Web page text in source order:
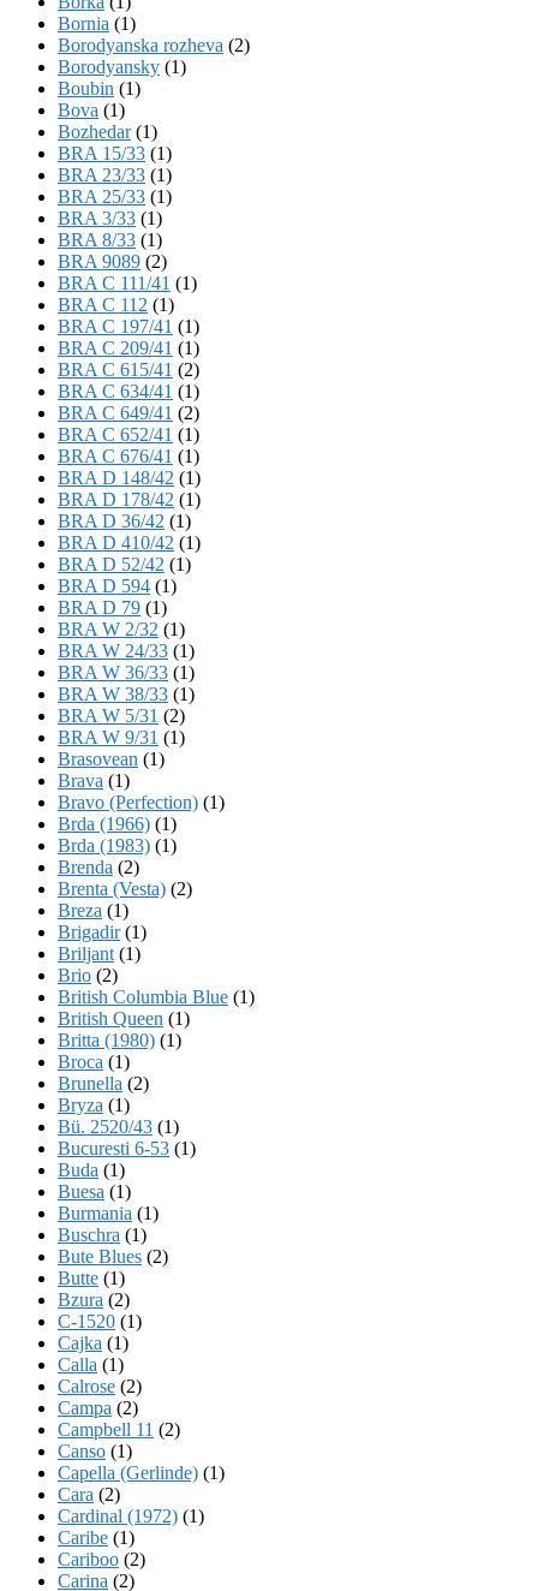
Bornia (1)
Borodyanska rozheva (2)
Borodyansky (1)
Boubin (1)
Bova (1)
Bozhedar(1)
BRA 15/33 (1)
BRA 23/33 (1)
BRA 25/33 (1)
BRA 3/33 (1)
BRA 8/33 (1)
BRA 9089 (2)
BRA C 111/41 (1)
BRA C 112 (1)
BRA C 197/41 (1)
BRA C 209/41 (1)
BRA C 615/41 (2)
BRA C 634/41 (1)
BRA C 649/41 (2)
BRA C 652/41 (1)
BRA C 676/41 (1)
BRA D 148/42 (1)
BRA D 178/42 (1)
BRA D 36/42 (1)
BRA D 410/42 (1)
BRA D 52/42 (1)
BRA D 594 (1)
BRA D 79 (1)
BRA W 2/32 (1)
BRA W 24/33 (1)
BRA W 36/33 (1)
BRA W 38/33 (1)
BRA W 5/31 (2)
BRA W 9/31 (1)
Brasovean (1)
Brava (1)
Bravo (Perfection) (1)
Brda (1966) (1)
Brda (1983) (1)
Brenda (2)
Brenta (Vesta) (2)
Breza (1)
Brigadir(1)
Briljant (1)
Brio (2)
British Columbia Blue (1)
British Queen (1)
Britta (1980) (1)
Broca (1)
Brunella (2)
Bryza (1)
Bü. 2520/43 (1)
Bucuresti 6-53 (1)
Buda (1)
Buesa (1)
Burmania (1)
Buschra (1)
Bute Blues (2)
Butte (1)
Bzura (2)
C-1520 (1)
Cajka (1)
Calla (1)
Calrose (2)
Campa (2)
Campbell 11 (2)
Canso (1)
Capella (Gerlinde) (1)
Cara (2)
Cardinal (1972) (1)
Caribe (1)
Cariboo (2)
Carina (2)